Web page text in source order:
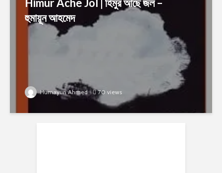
Himur Ache Jol | হিমুর আছে জল –
হুমায়ূন আহমেদ
Humayun Ahmed 70 views